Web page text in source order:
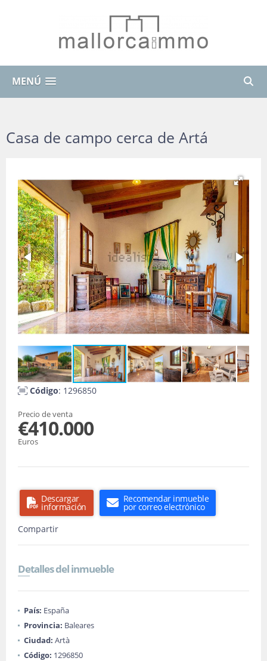
MENÚ
Casa de campo cerca de Artá
Código: 1296850
Precio de venta
€410.000
Euros
Descargar
información
Recomendar inmueble
por correo electrónico
Compartir
Detalles del inmueble
País: España
Provincia: Baleares
Ciudad: Artà
Código: 1296850